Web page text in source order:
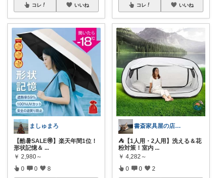
コレ いいね
ましゅまろ
【酷暑SALE🉐】楽天年間1位！
形状記憶＆ ...
￥ 2,980～
0 0 8
コレ いいね
書斎家具屋の店長奥田
⛺【1人用・2人用】洗える＆花
粉対策！室内 ...
￥ 4,282～
0 0 2